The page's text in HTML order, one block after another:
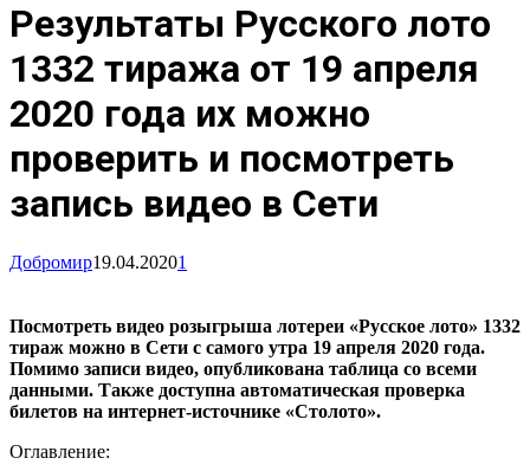
Результаты Русского лото
1332 тиража от 19 апреля
2020 года их можно
проверить и посмотреть
запись видео в Сети
Добромир19.04.20201
Посмотреть видео розыгрыша лотереи «Русское лото» 1332
тираж можно в Сети с самого утра 19 апреля 2020 года.
Помимо записи видео, опубликована таблица со всеми
данными. Также доступна автоматическая проверка
билетов на интернет-источнике «Столото».
Оглавление: